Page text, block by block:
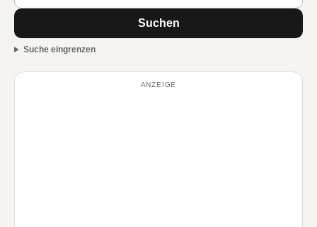
Suchen
Suche eingrenzen
ANZEIGE